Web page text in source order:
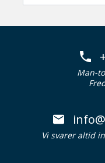
Man-
Vi svarer altid